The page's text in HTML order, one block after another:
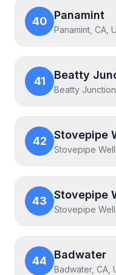
40 Panamint
Panamint, CA,
41 Beatty
Beatty
42 Stovepipe
Stovepipe
43 Stovepipe
Stovepipe
44 Badwater
Badwater, CA,